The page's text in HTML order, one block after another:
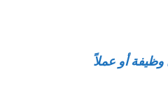
وظيفة أو عملاً